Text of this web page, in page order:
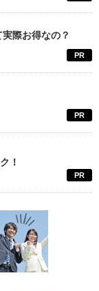
際お得なの？
PR
PR
！
PR